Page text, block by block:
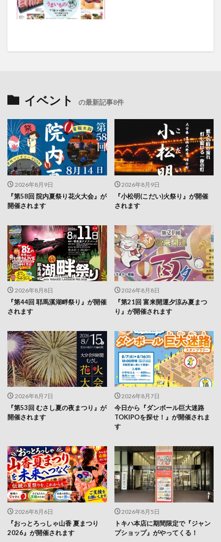
イベント の最新記事8件
2026年8月9日
『第58回 院内夏祭り花火大会』が
開催されます
2026年8月9日
『小松明(こだい)火祭り』が開催
されます
2026年8月8日
『第44回 耶馬溪湖畔祭り』が開催
されます
2026年8月8日
『第21回 富来開運夕涼み夏まつ
り』が開催されます
2026年8月7日
『第53回 むさし夏の夜まつり』が
開催されます
2026年8月7日
今日から『ダンボール巨大迷路
TOKIPOを探せ！』が開催されま
す
2026年8月6日
『おっとろっしゃ山香 夏まつり
2026』が開催されます
2026年8月5日
トキハ本店に期間限定で『ジャン
プショップ』がやってくる！